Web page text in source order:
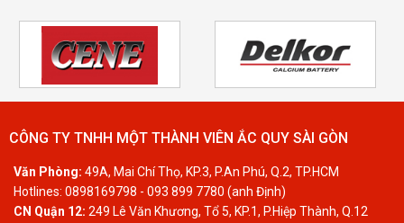
CÔNG TY TNHH MỘT THÀNH VIÊN ẮC QUY SÀI GÒN
Văn Phòng: 49A, Mai Chí Thọ, KP.3, P.An Phú, Q.2, TP.HCM
Hotlines: 0898169798 - 093 899 7780 (anh Định)
CN Quận 12: 249 Lê Văn Khương, Tổ 5, KP.1, P.Hiệp Thành, Q.12